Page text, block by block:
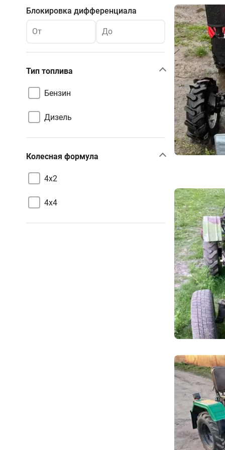
Блокировка дифференциала
От До
Тип топлива
Бензин
Дизель
Колесная формула
4х2
4х4